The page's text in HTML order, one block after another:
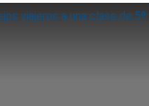
viajeros a una clase de 5º